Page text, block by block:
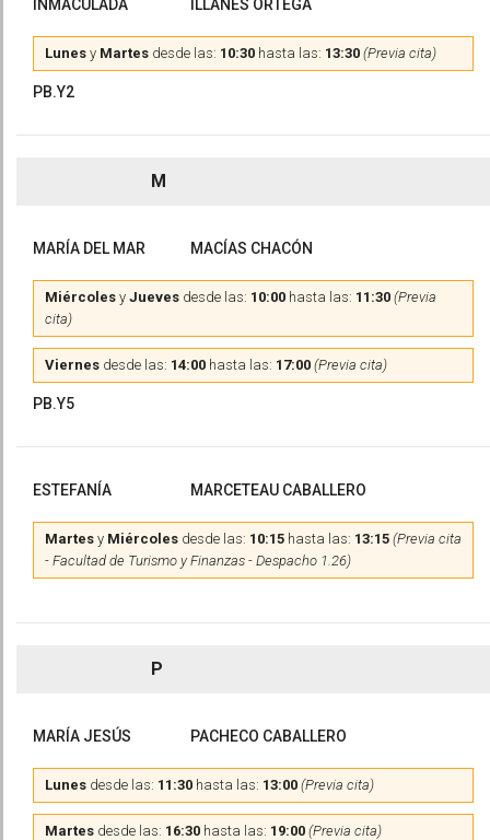
INMACULADA ILLANES ORTEGA
Lunes y Martes desde las: 10:30 hasta las: 13:30 (Previa cita)
PB.Y2
M
MARÍA DEL MAR MACÍAS CHACÓN
Miércoles y Jueves desde las: 10:00 hasta las: 11:30 (Previa
cita)
Viernes desde las: 14:00 hasta las: 17:00 (Previa cita)
PB.Y5
ESTEFANÍA MARCETEAU CABALLERO
Martes y Miércoles desde las: 10:15 hasta las: 13:15 (Previa cita
- Facultad de Turismo y Finanzas - Despacho 1.26)
P
MARÍA JESÚS PACHECO CABALLERO
Lunes desde las: 11:30 hasta las: 13:00 (Previa cita)
Martes desde las: 16:30 hasta las: 19:00 (Previa cita)